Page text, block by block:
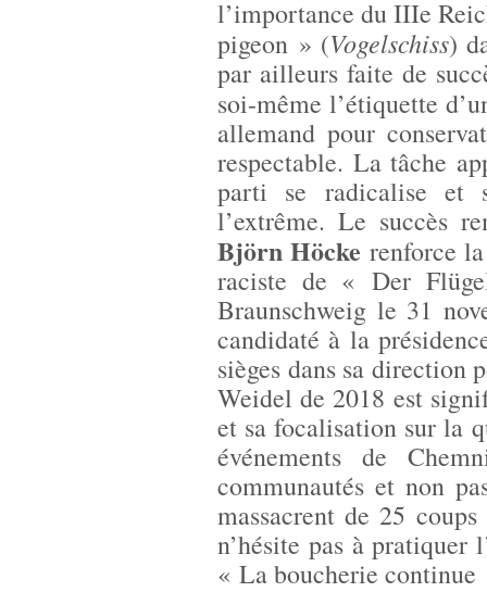
l’importance du IIIe
pigeon » (Vogelschiss)
par ailleurs faite de
soi-même l’étiquette
allemand pour
respectable. La tâche
parti se radicalise et
l’extrême. Le succès
Björn Höcke renforce
raciste de « Der
Braunschweig le 31
candidaté à la
sièges dans sa direction
Weidel de 2018 est
et sa focalisation sur la
événements de
communautés et non
massacrent de 25
n’hésite pas à pratiquer
« La boucherie